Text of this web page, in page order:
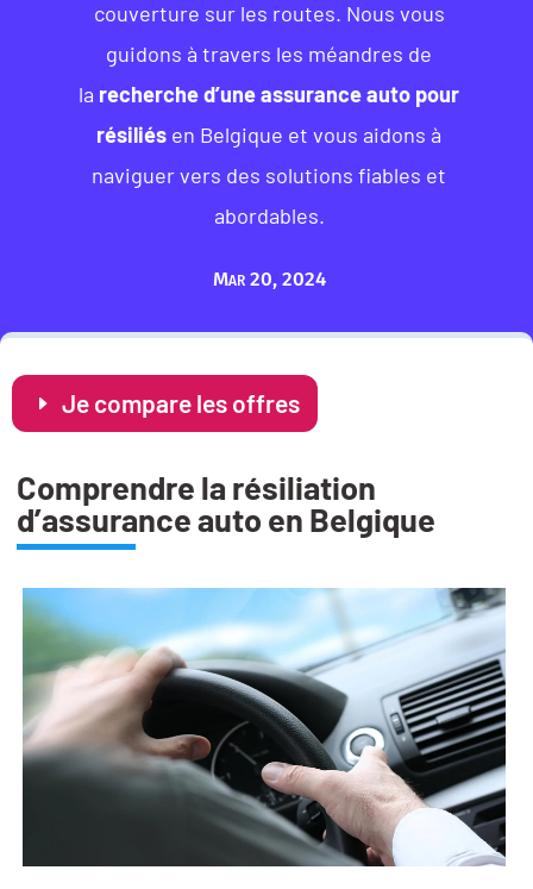
couverture sur les routes. Nous vous
guidons à travers les méandres de
la recherche d’une assurance auto pour
résiliés en Belgique et vous aidons à
naviguer vers des solutions fiables et
abordables.
Mar 20, 2024
Je compare les offres
Comprendre la résiliation
d’assurance auto en Belgique